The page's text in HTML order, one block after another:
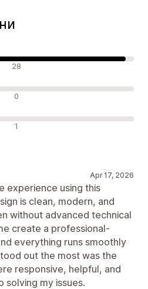
28
0
1
Apr 17, 2026
experience using this
is clean, modern, and
without advanced technical
create a professional-
everything runs smoothly
out the most was the
responsive, helpful, and
solving my issues.